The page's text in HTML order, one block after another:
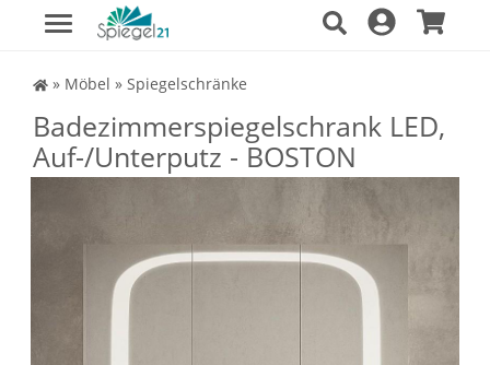
Spiegel Shop
» Möbel » Spiegelschränke
Badezimmerspiegelschrank LED,
Auf-/Unterputz - BOSTON